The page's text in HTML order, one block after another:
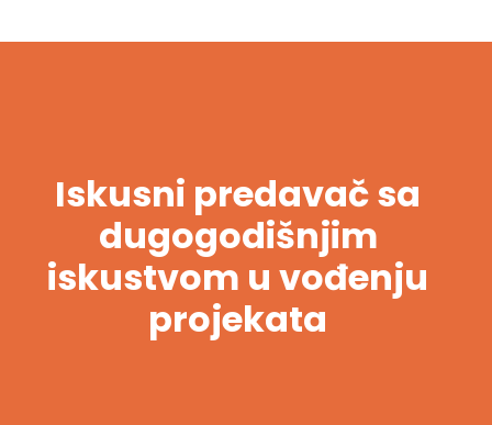
Iskusni predavač sa
dugogodišnjim
iskustvom u vođenju
projekata